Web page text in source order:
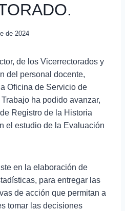
de 2024
de los Vicerrectorados y
del personal docente,
Oficina de Servicio de
ha podido avanzar,
Registro de la Historia
el estudio de la Evaluación
en la elaboración de
para entregar las
de acción que permitan a
tomar las decisiones